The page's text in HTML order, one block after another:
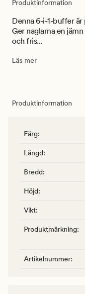
Produktinformation
Denna 6-i-1-buffer
Ger naglarna en
och fris...
Läs mer
Produktinformation
Färg:
Längd:
Bredd:
Höjd:
Vikt:
Produktmärkning:
Artikelnummer: